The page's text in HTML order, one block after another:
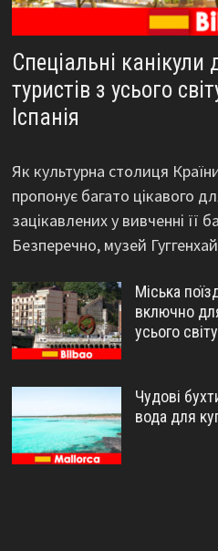
Спеціальні канікули
туристів з усього
Іспанія
Як культурна столиця
пропонує багато цікавого
зацікавлених у вивченні її
Безперечно, музей
Міська
включно
усього світу
Чудові
вода для